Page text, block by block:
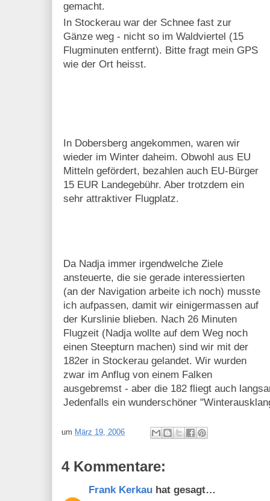
gemacht.
In Stockerau war der Schnee fast zur
Gänze weg - nicht so im Waldviertel (15
Flugminuten entfernt). Bitte fragt mein GPS
wie der Ort heisst.
In Dobersberg angekommen, waren wir
wieder im Winter daheim. Obwohl aus EU
Mitteln gefördert, bezahlen auch EU-Bürger
15 EUR Landegebühr. Aber trotzdem ein
sehr attraktiver Flugplatz.
Da Nadja immer irgendwelche Ziele
ansteuerte, die sie gerade interessierten
(an der Navigation arbeite ich noch) musste
ich aufpassen, damit wir einigermassen auf
der Kurslinie blieben. Nach 26 Minuten
Flugzeit (Nadja wollte auf dem Weg noch
einen Steepturn machen) sind wir mit der
182er in Stockerau gelandet. Wir wurden
zwar im Anflug von einem Falken
ausgebremst - aber die 182 fliegt auch
Jedenfalls ein wunderschöner
um März 19, 2006
4 Kommentare:
Frank Kerkau hat gesagt…